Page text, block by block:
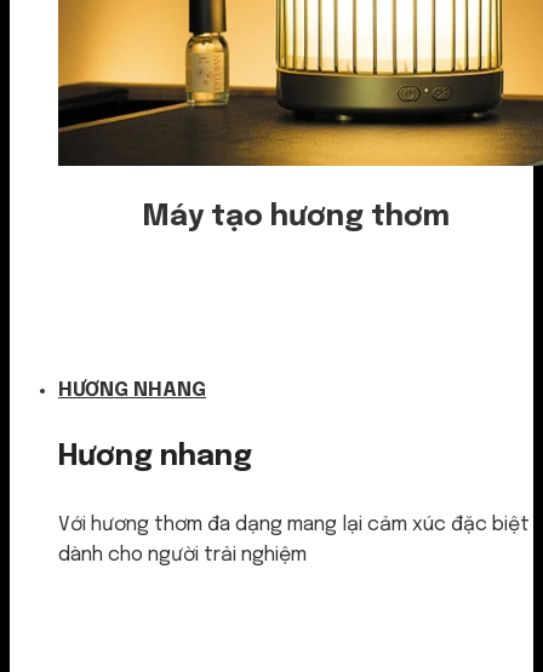
Máy tạo hương thơm
HƯƠNG NHANG
Hương nhang
Với hương thơm đa dạng mang lại cảm xúc đặc biệt
dành cho người trải nghiệm